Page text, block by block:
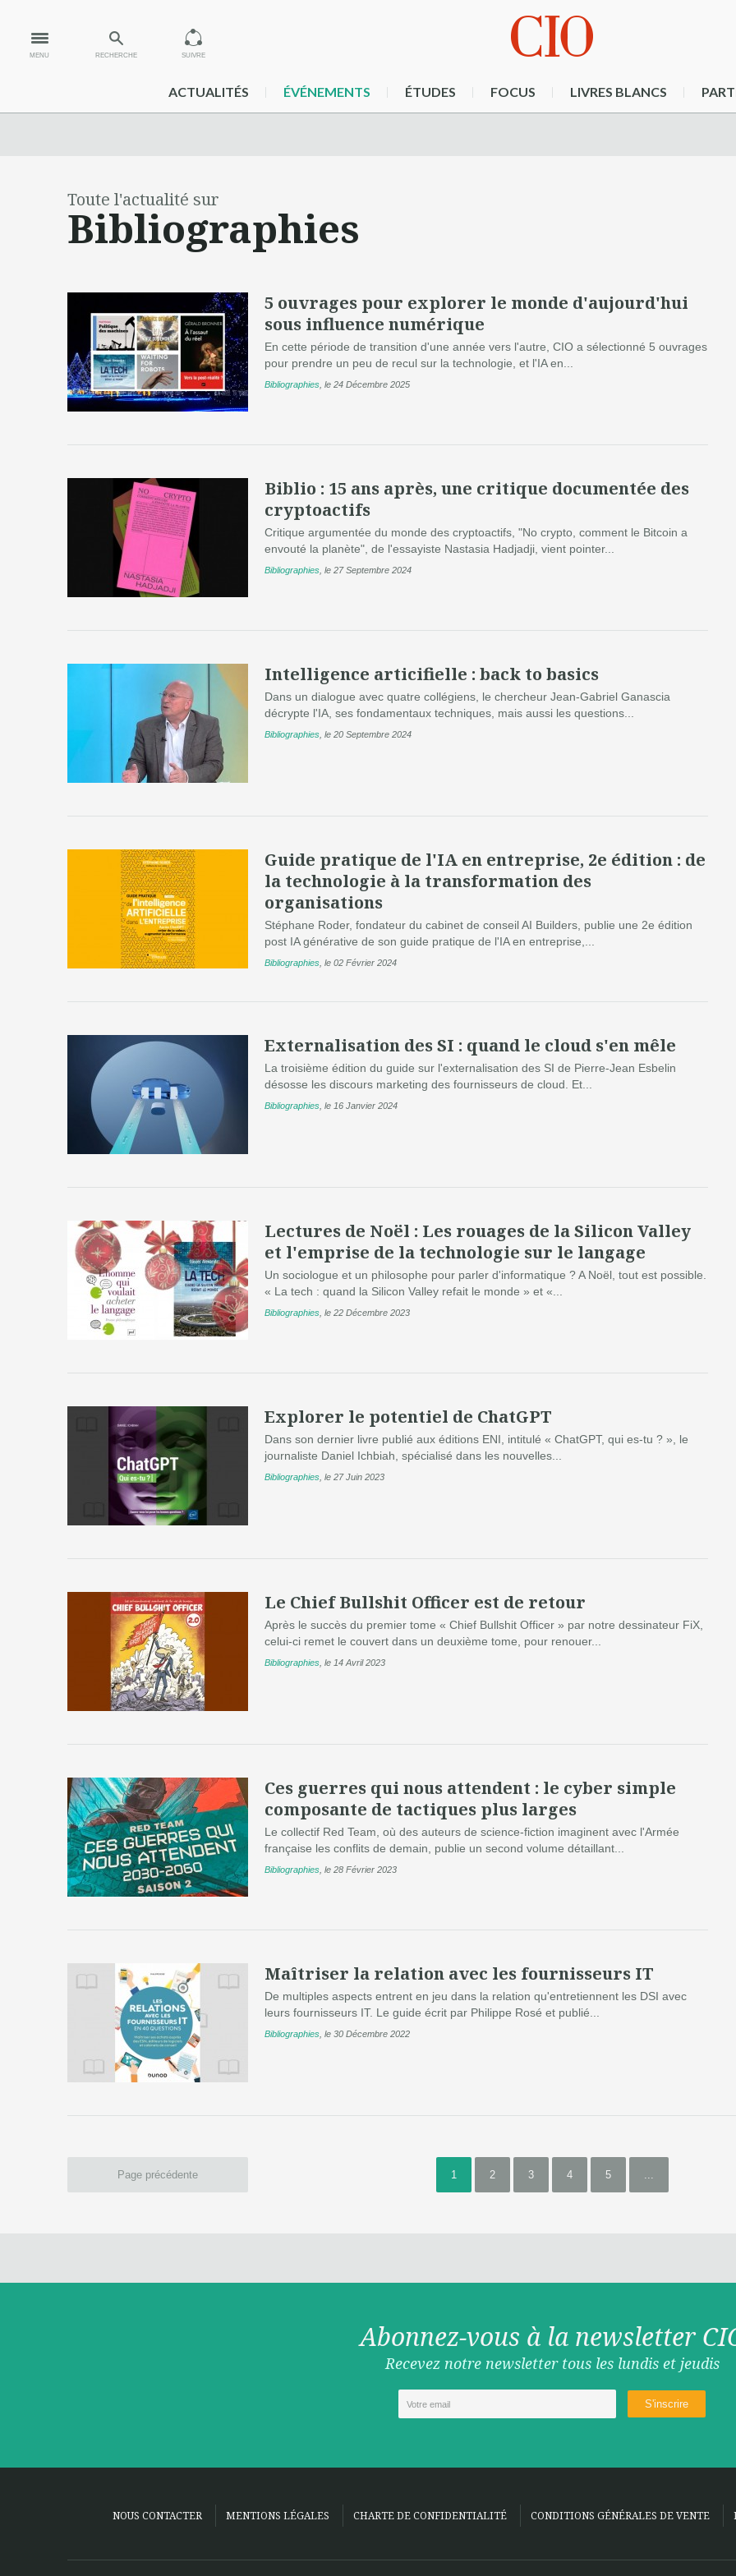
MENU RECHERCHE SUIVRE
ACTUALITÉS ÉVÉNEMENTS ÉTUDES FOCUS LIVRES BLANCS
Toute l'actualité sur
Bibliographies
5 ouvrages pour explorer le monde d'aujourd'hui
sous influence numérique
En cette période de transition d'une année vers l'autre, CIO a sélectionné 5 ouvrages
pour prendre un peu de recul sur la technologie, et l'IA en...
Bibliographies le 24 Décembre 2025
Biblio : 15 ans après, une critique documentée des
cryptoactifs
Critique argumentée du monde des cryptoactifs, "No crypto, comment le Bitcoin a
envouté la planète", de l'essayiste Nastasia Hadjadji, vient pointer...
Bibliographies le 27 Septembre 2024
Intelligence articifielle : back to basics
Dans un dialogue avec quatre collégiens, le chercheur Jean-Gabriel Ganascia
décrypte l'IA, ses fondamentaux techniques, mais aussi les questions...
Bibliographies le 20 Septembre 2024
Guide pratique de l'IA en entreprise, 2e édition : de
la technologie à la transformation des
organisations
Stéphane Roder, fondateur du cabinet de conseil AI Builders, publie une 2e édition
post IA générative de son guide pratique de l'IA en entreprise,...
Bibliographies le 02 Février 2024
Externalisation des SI : quand le cloud s'en mêle
La troisième édition du guide sur l'externalisation des SI de Pierre-Jean Esbelin
désosse les discours marketing des fournisseurs de cloud. Et...
Bibliographies le 16 Janvier 2024
Lectures de Noël : Les rouages de la Silicon Valley
et l'emprise de la technologie sur le langage
Un sociologue et un philosophe pour parler d'informatique ? A Noël, tout est possible.
« La tech : quand la Silicon Valley refait le monde » et «...
Bibliographies le 22 Décembre 2023
Explorer le potentiel de ChatGPT
Dans son dernier livre publié aux éditions ENI, intitulé « ChatGPT, qui es-tu ? », le
journaliste Daniel Ichbiah, spécialisé dans les nouvelles...
Bibliographies le 27 Juin 2023
Le Chief Bullshit Officer est de retour
Après le succès du premier tome « Chief Bullshit Officer » par notre dessinateur FiX,
celui-ci remet le couvert dans un deuxième tome, pour renouer...
Bibliographies le 14 Avril 2023
Ces guerres qui nous attendent : le cyber simple
composante de tactiques plus larges
Le collectif Red Team, où des auteurs de science-fiction imaginent avec l'Armée
française les conflits de demain, publie un second volume détaillant...
Bibliographies le 28 Février 2023
Maîtriser la relation avec les fournisseurs IT
De multiples aspects entrent en jeu dans la relation qu'entretiennent les DSI avec
leurs fournisseurs IT. Le guide écrit par Philippe Rosé et publié...
Bibliographies le 30 Décembre 2022
Page précédente 1 2 3 4 5 ...
Abonnez-vous à la newsletter
Recevez notre newsletter tous les lundis et jeudis
NOUS CONTACTER MENTIONS LÉGALES CHARTE DE CONFIDENTIALITÉ CONDITIONS GÉNÉRALES DE VENTE